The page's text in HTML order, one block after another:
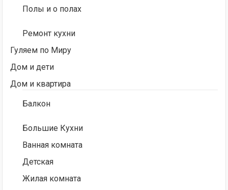
Полы и о полах
Ремонт кухни
Гуляем по Миру
Дом и дети
Дом и квартира
Балкон
Большие Кухни
Ванная комната
Детская
Жилая комната